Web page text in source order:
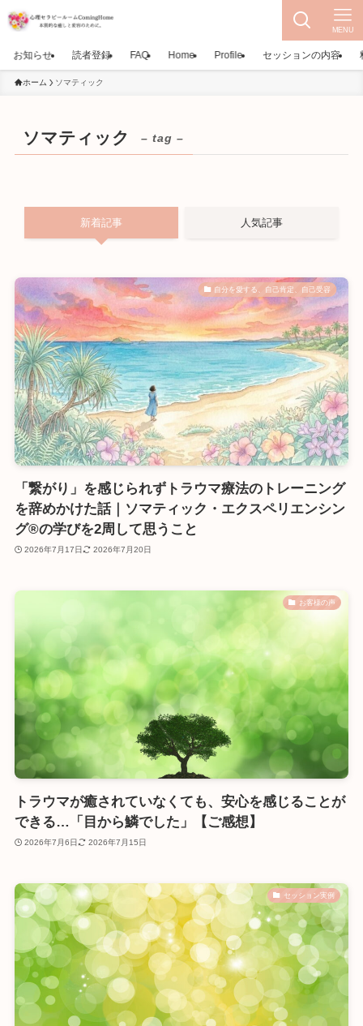
MENU
お知らせ 読者登録 FAQ Home Profile セッションの内容
ホーム ソマティック
ソマティック – tag –
新着記事 人気記事
自分を愛する、自己肯定、自己受容
「繋がり」を感じられずトラウマ療法のトレーニング
を辞めかけた話｜ソマティック・エクスペリエンシン
グ®の学びを2周して思うこと
2026年7月17日 2026年7月20日
お客様の声
トラウマが癒されていなくても、安心を感じることが
できる…「目から鱗でした」【ご感想】
2026年7月6日 2026年7月15日
セッション実例